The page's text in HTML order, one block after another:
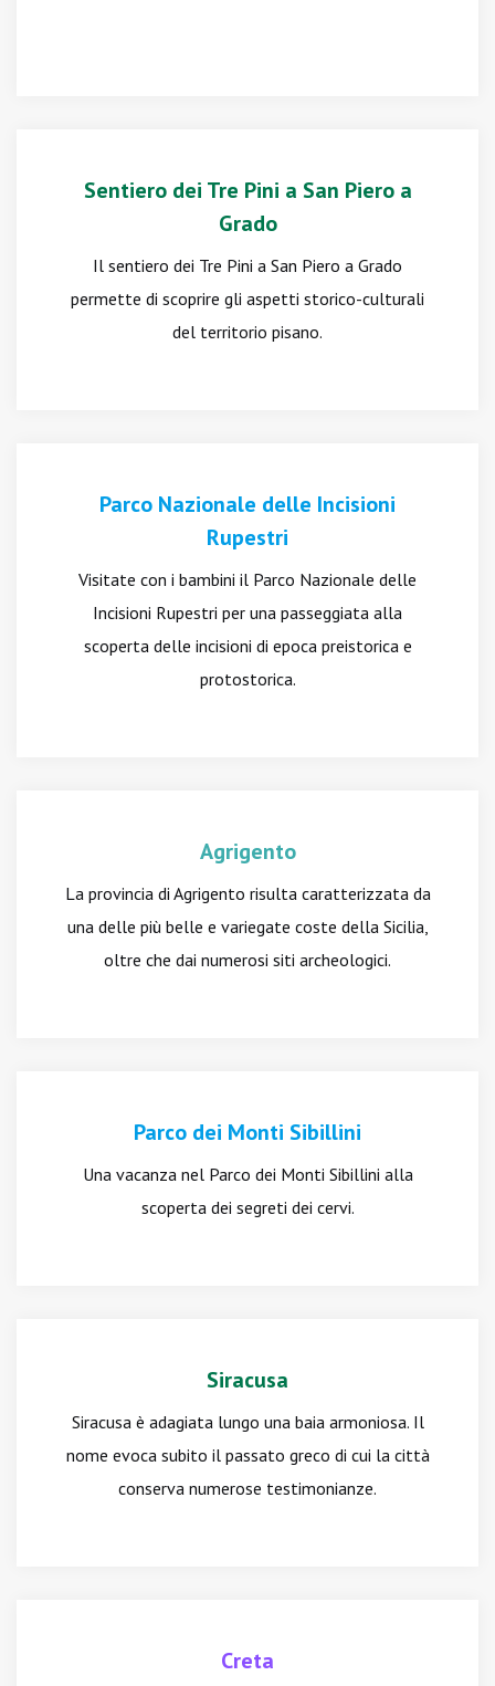
Sentiero dei Tre Pini a San Piero a
Grado
Il sentiero dei Tre Pini a San Piero a Grado
permette di scoprire gli aspetti storico-culturali
del territorio pisano.
Parco Nazionale delle Incisioni
Rupestri
Visitate con i bambini il Parco Nazionale delle
Incisioni Rupestri per una passeggiata alla
scoperta delle incisioni di epoca preistorica e
protostorica.
Agrigento
La provincia di Agrigento risulta caratterizzata da
una delle più belle e variegate coste della Sicilia,
oltre che dai numerosi siti archeologici.
Parco dei Monti Sibillini
Una vacanza nel Parco dei Monti Sibillini alla
scoperta dei segreti dei cervi.
Siracusa
Siracusa è adagiata lungo una baia armoniosa. Il
nome evoca subito il passato greco di cui la città
conserva numerose testimonianze.
Creta